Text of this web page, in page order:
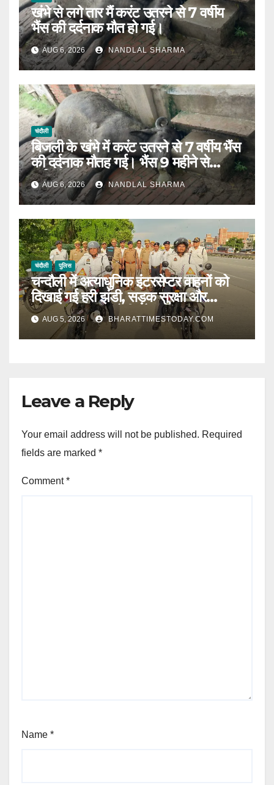
खंभे से लगे तार मैं करंट उतरने से 7 वर्षीय
भैंस की दर्दनाक मौत हो गई।
AUG 6, 2026 NANDLAL SHARMA
चंदौली
बिजली के खंभे में करंट उतरने से 7 वर्षीय भैंस
की दर्दनाक मौतह गई। भैंस 9 महीने से
गर्भवती थी।
AUG 6, 2026 NANDLAL SHARMA
चंदौली पुलिस
चन्दौली में अत्याधुनिक इंटरसेप्टर वाहनों को
दिखाई गई हरी झंडी, सड़क सुरक्षा और
यातायात व्यवस्था होगी और मजबूत l
AUG 5, 2026 BHARATTIMESTODAY.COM
Leave a Reply
Your email address will not be published. Required
fields are marked *
Comment*
Name *